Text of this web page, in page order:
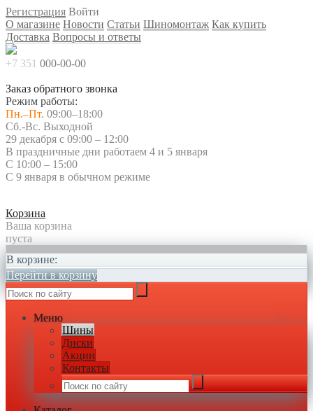
Регистрация Войти
О магазине Новости Статьи Шиномонтаж Как купить
Доставка Вопросы и ответы
+7 351 000-00-00
Заказ обратного звонка
Режим работы:
Пн.–Пт. 09:00–18:00
Сб.-Вс. Выходной
29 декабря с 09:00 – 12:00
В праздничные дни работаем 4 и 5 января
С 10:00 – 15:00
С 9 января в обычном режиме
Корзина
Ваша корзина
пуста
В корзине:
Перейти в корзину
Меню
Шины
Диски
Акции
Контакты